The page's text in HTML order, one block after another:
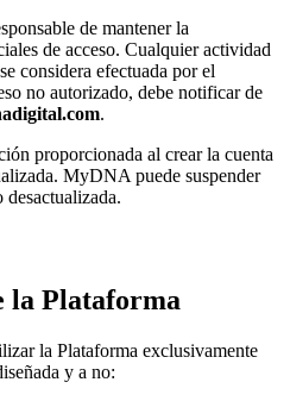
de mantener la
de acceso. Cualquier actividad
considera efectuada por el
no autorizado, debe notificar de
.
proporcionada al crear la cuenta
MyDNA puede suspender
la Plataforma
la Plataforma exclusivamente
y a no: